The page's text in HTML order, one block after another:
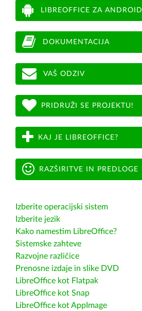
LIBREOFFICE ZA ANDROID
DOKUMENTACIJA
VAŠ ODZIV
PRIDRUŽI SE PROJEKTU!
KAJ JE LIBREOFFICE?
RAZŠIRITVE IN PREDLOGE
Izberite operacijski sistem
Izberite jezik
Kako namestim LibreOffice?
Sistemske zahteve
Razvojne različice
Prenosne izdaje in slike DVD
LibreOffice kot Flatpak
LibreOffice kot Snap
LibreOffice kot AppImage